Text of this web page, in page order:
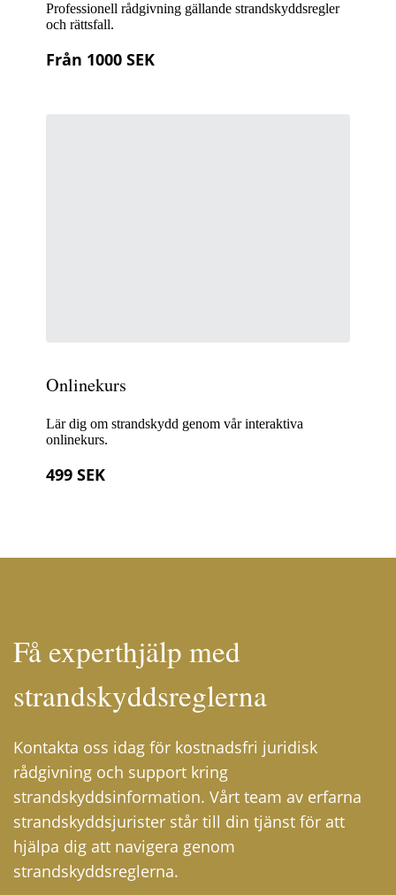
Professionell rådgivning gällande strandskyddsregler
och rättsfall.
Från 1000 SEK
Onlinekurs
Lär dig om strandskydd genom vår interaktiva
onlinekurs.
499 SEK
Få experthjälp med
strandskyddsreglerna
Kontakta oss idag för kostnadsfri juridisk
rådgivning och support kring
strandskyddsinformation. Vårt team av erfarna
strandskyddsjurister står till din tjänst för att
hjälpa dig att navigera genom
strandskyddsreglerna.